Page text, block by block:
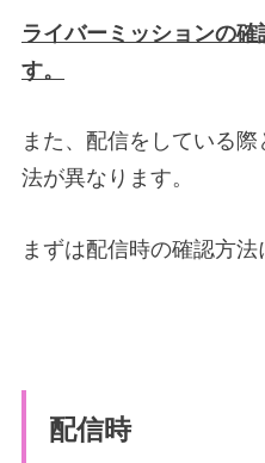
ライバーミッションの
す。
また、配信をしている
法が異なります。
まずは配信時の確認方法
配信時